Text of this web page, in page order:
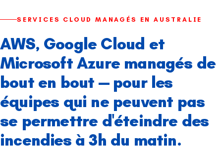
SERVICES CLOUD MANAGÉS EN AUSTRALIE
AWS, Google Cloud et
Microsoft Azure managés de
bout en bout — pour les
équipes qui ne peuvent pas
se permettre d'éteindre des
incendies à 3h du matin.